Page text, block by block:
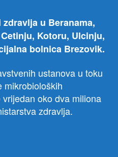
u Beranama,
Kotoru, Ulcinju,
bolnica Brezovik.
ustanova u toku
mikrobioloških
oko dva miliona
zdravlja.